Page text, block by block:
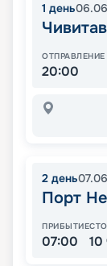
1 день
ОТПРАВЛЕНИЕ
20:00
2 день
Порт
ПРИБЫТИЕ
07:00